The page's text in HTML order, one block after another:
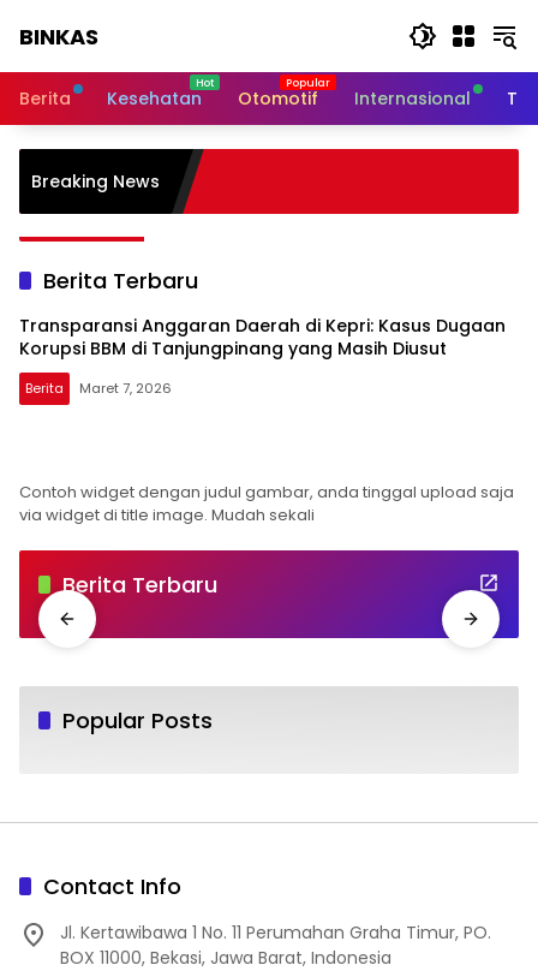
BINKAS
Informasi
Berita Kesehatan Otomotif Internasional
Breaking News
Daerah di Kepri:
BBM di
Masih Diusut
Berita Terbaru
Transparansi Anggaran Daerah di Kepri: Kasus Dugaan
Korupsi BBM di Tanjungpinang yang Masih Diusut
Berita Maret 7, 2026
Contoh widget dengan judul gambar, anda tinggal upload saja
via widget di title image. Mudah sekali
Berita Terbaru
Popular Posts
Contact Info
Jl. Kertawibawa 1 No. 11 Perumahan Graha Timur, PO.
BOX 11000, Bekasi, Jawa Barat, Indonesia